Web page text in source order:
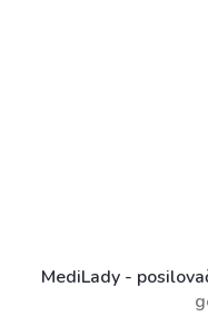
MediLady -